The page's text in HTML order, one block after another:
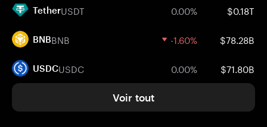
TetherUSDT 0.00% $0.18T
BNBBNB -1.60% $78.28B
USDCUSDC 0.00% $71.80B
Voir tout